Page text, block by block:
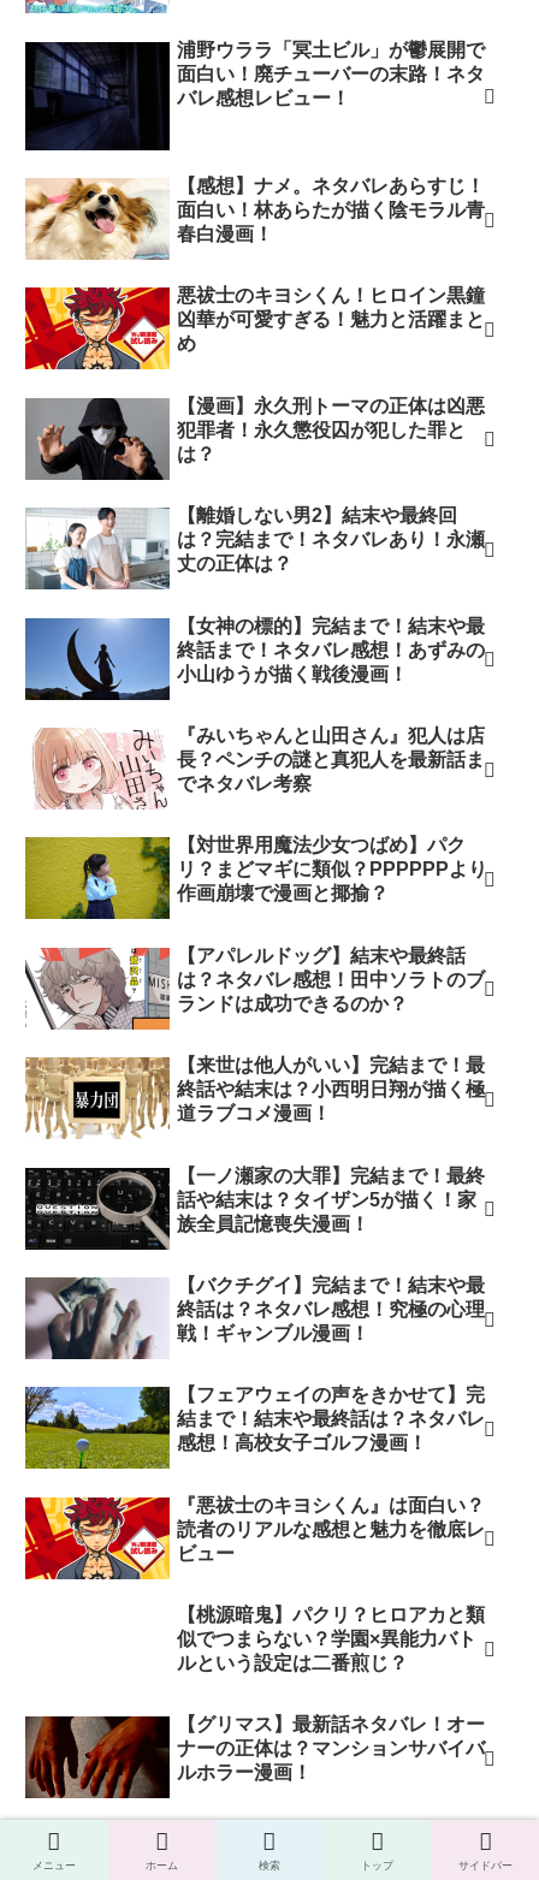
浦野ウララ「冥土ビル」が鬱展開で
面白い！廃チューバーの末路！ネタ
バレ感想レビュー！
【感想】ナメ。ネタバレあらすじ！
面白い！林あらたが描く陰モラル青
春白漫画！
悪祓士のキヨシくん！ヒロイン黒鐘
凶華が可愛すぎる！魅力と活躍まと
め
【漫画】永久刑トーマの正体は凶悪
犯罪者！永久懲役囚が犯した罪と
は？
【離婚しない男2】結末や最終回
は？完結まで！ネタバレあり！永瀬
丈の正体は？
【女神の標的】完結まで！結末や最
終話まで！ネタバレ感想！あずみの
小山ゆうが描く戦後漫画！
『みいちゃんと山田さん』犯人は店
長？ペンチの謎と真犯人を最新話ま
でネタバレ考察
【対世界用魔法少女つばめ】パク
リ？まどマギに類似？PPPPPPより
作画崩壊で漫画と揶揄？
【アパレルドッグ】結末や最終話
は？ネタバレ感想！田中ソラトのブ
ランドは成功できるのか？
【来世は他人がいい】完結まで！最
終話や結末は？小西明日翔が描く極
道ラブコメ漫画！
【一ノ瀬家の大罪】完結まで！最終
話や結末は？タイザン5が描く！家
族全員記憶喪失漫画！
【バクチグイ】完結まで！結末や最
終話は？ネタバレ感想！究極の心理
戦！ギャンブル漫画！
【フェアウェイの声をきかせて】完
結まで！結末や最終話は？ネタバレ
感想！高校女子ゴルフ漫画！
『悪祓士のキヨシくん』は面白い？
読者のリアルな感想と魅力を徹底レ
ビュー
【桃源暗鬼】パクリ？ヒロアカと類
似でつまらない？学園×異能力バト
ルという設定は二番煎じ？
【グリマス】最新話ネタバレ！オー
ナーの正体は？マンションサバイバ
ルホラー漫画！
【GTU -怒りのDEATH山田-】結末
や最終話は？ネタバレ感想！家出少
メニュー ホーム 検索 トップ サイドバー